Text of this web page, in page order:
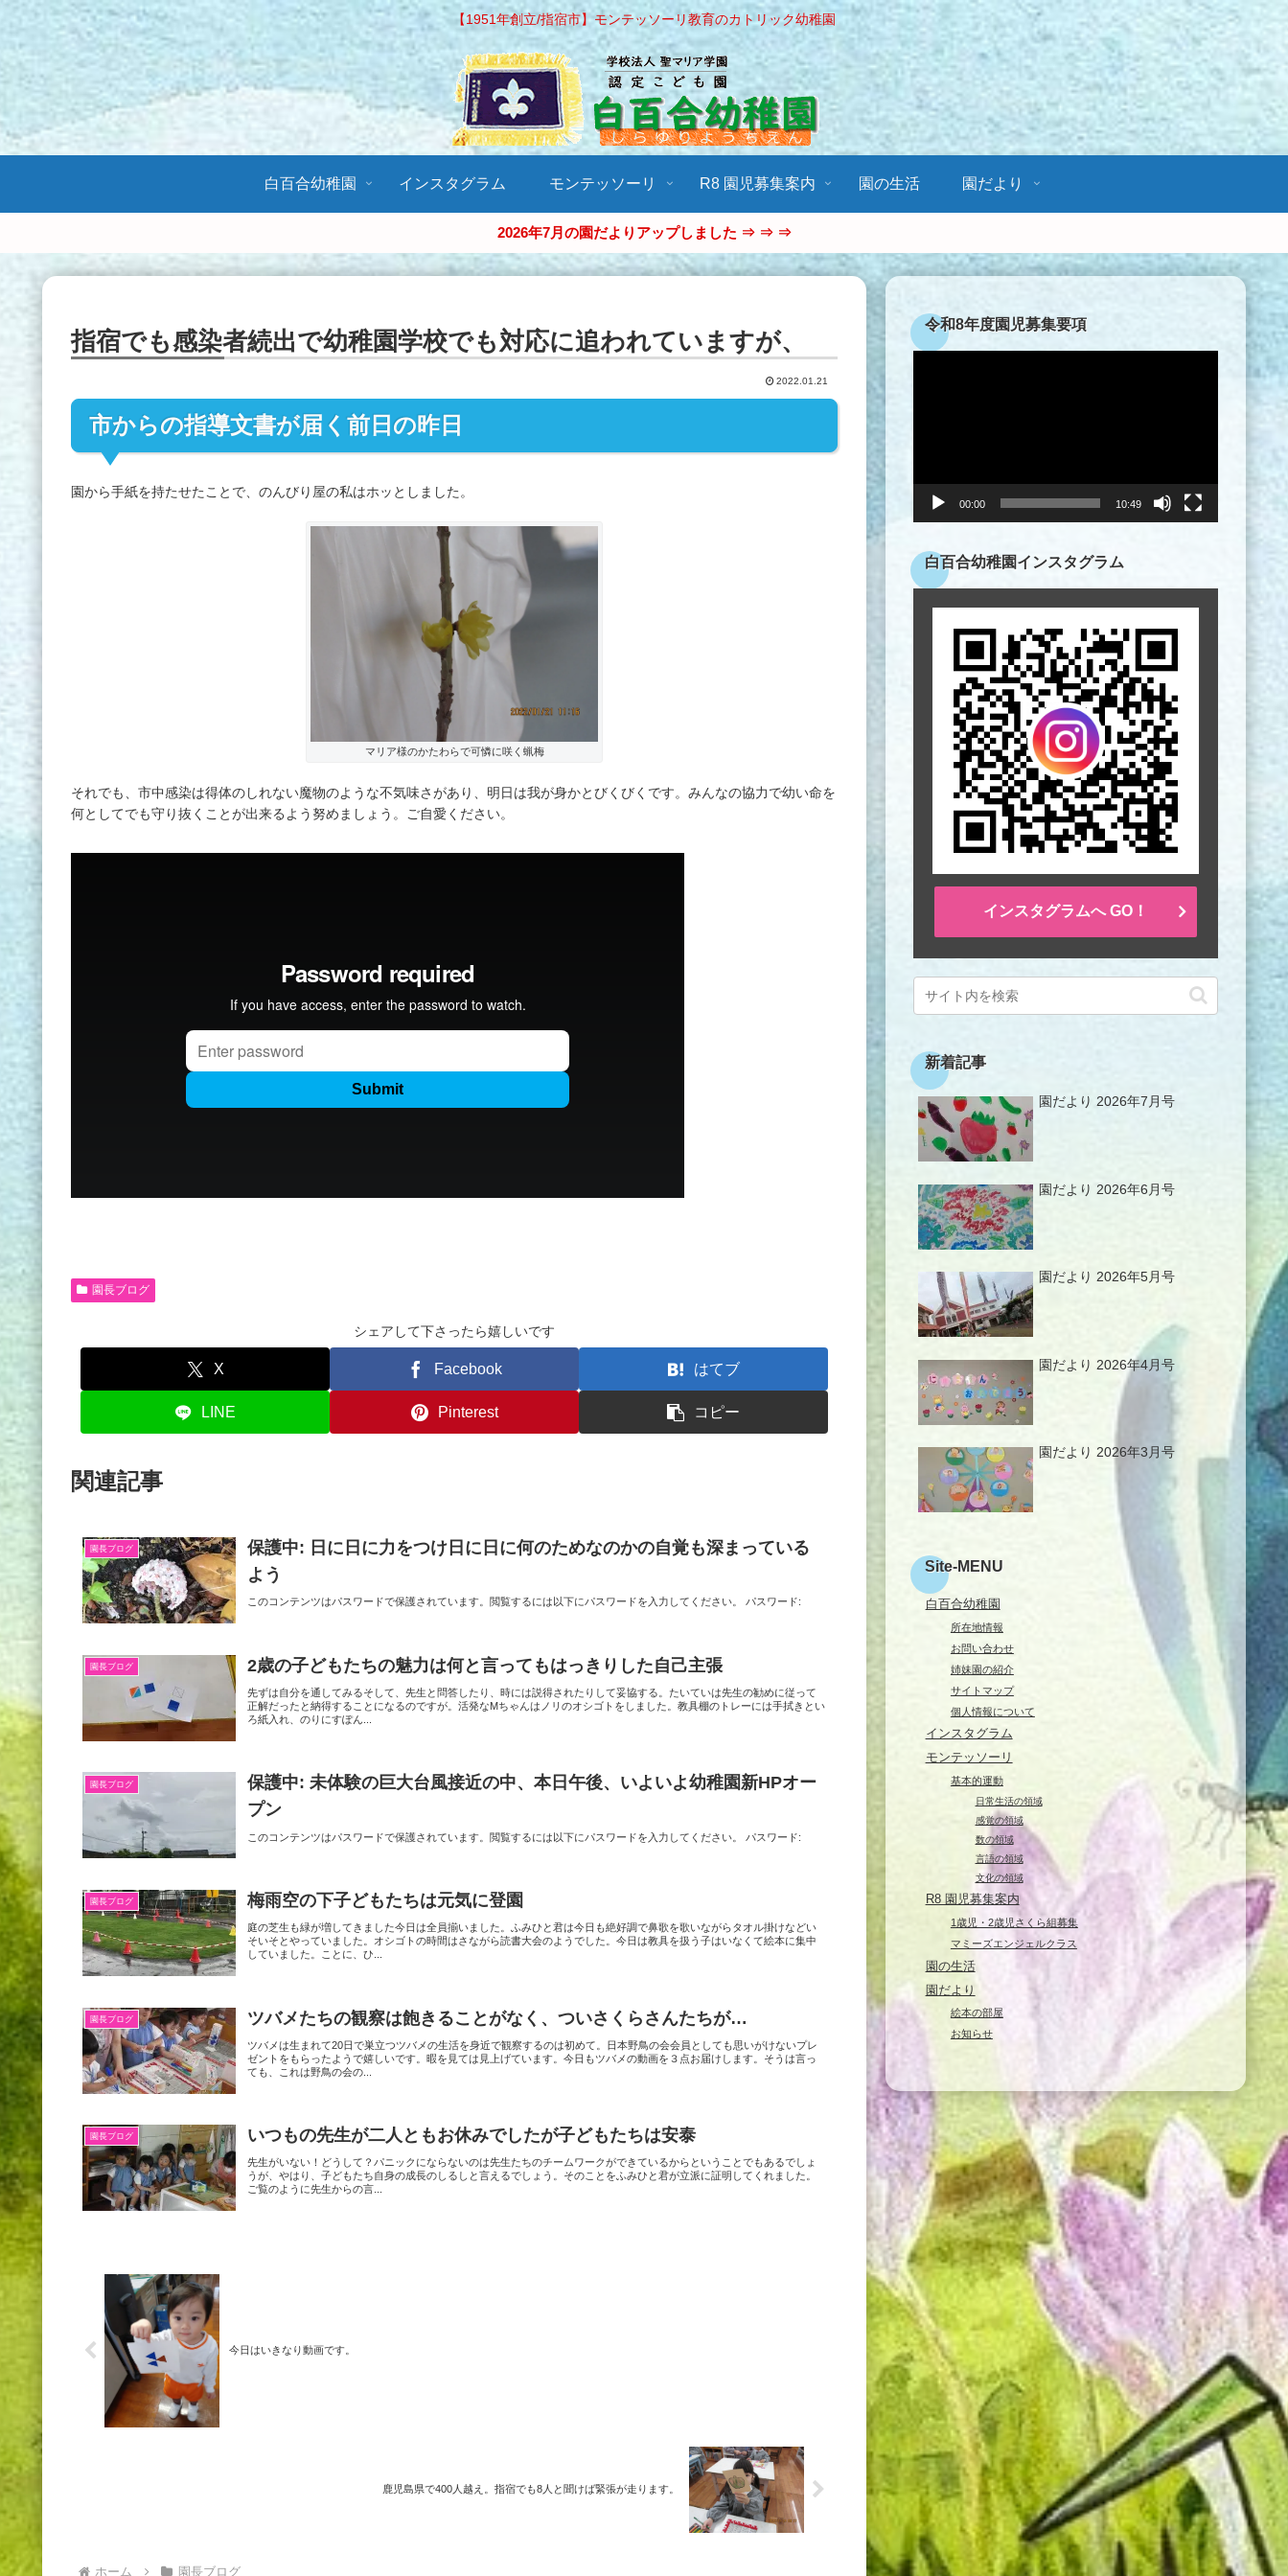
【1951年創立/指宿市】モンテッソーリ教育のカトリック幼稚園
白百合幼稚園 インスタグラム モンテッソーリ R8 園児募集案内 園の生活 園だより
2026年7月の園だよりアップしました ⇒ ⇒ ⇒
指宿でも感染者続出で幼稚園学校でも対応に追われていますが、
2022.01.21
市からの指導文書が届く前日の昨日
園から手紙を持たせたことで、のんびり屋の私はホッとしました。
マリア様のかたわらで可憐に咲く蝋梅
それでも、市中感染は得体のしれない魔物のような不気味さがあり、明日は我が身かとびくびくです。みんなの協力で幼い命を
何としてでも守り抜くことが出来るよう努めましょう。ご自愛ください。
園長ブログ
シェアして下さったら嬉しいです
X Facebook はてブ
LINE Pinterest コピー
関連記事
園長ブログ
保護中: 日に日に力をつけ日に日に何のためなのかの自覚も深まっている
よう
このコンテンツはパスワードで保護されています。閲覧するには以下にパスワードを入力してください。 パスワード:
園長ブログ 2歳の子どもたちの魅力は何と言ってもはっきりした自己主張
先ずは自分を通してみるそして、先生と問答したり、時には説得されたりして妥協する。たいていは先生の勧めに従って
正解だったと納得することになるのですが。活発なMちゃんはノリのオシゴトをしました。教具棚のトレーには手拭きとい
ろ紙入れ、のりにすぽん...
園長ブログ
保護中: 未体験の巨大台風接近の中、本日午後、いよいよ幼稚園新HPオー
プン
このコンテンツはパスワードで保護されています。閲覧するには以下にパスワードを入力してください。 パスワード:
園長ブログ 梅雨空の下子どもたちは元気に登園
庭の芝生も緑が増してきました今日は全員揃いました。ふみひと君は今日も絶好調で鼻歌を歌いながらタオル掛けなどい
そいそとやっていました。オシゴトの時間はさながら読書大会のようでした。今日は教具を扱う子はいなくて絵本に集中
していました。ことに、ひ...
園長ブログ ツバメたちの観察は飽きることがなく、ついさくらさんたちが…
ツバメは生まれて20日で巣立つツバメの生活を身近で観察するのは初めて。日本野鳥の会会員としても思いがけないプレ
ゼントをもらったようで嬉しいです。暇を見ては見上げています。今日もツバメの動画を３点お届けします。そうは言っ
ても、これは野鳥の会の...
園長ブログ いつもの先生が二人ともお休みでしたが子どもたちは安泰
先生がいない！どうして？パニックにならないのは先生たちのチームワークができているからということでもあるでしょ
うが、やはり、子どもたち自身の成長のしるしと言えるでしょう。そのことをふみひと君が立派に証明してくれました。
ご覧のように先生からの言...
今日はいきなり動画です。
鹿児島県で400人越え。指宿でも8人と聞けば緊張が走ります。
ホーム 園長ブログ
令和8年度園児募集要項
00:00 10:49
白百合幼稚園インスタグラム
インスタグラムへ GO！
新着記事
園だより 2026年7月号
園だより 2026年6月号
園だより 2026年5月号
園だより 2026年4月号
園だより 2026年3月号
Site-MENU
白百合幼稚園
所在地情報
お問い合わせ
姉妹園の紹介
サイトマップ
個人情報について
インスタグラム
モンテッソーリ
基本的運動
日常生活の領域
感覚の領域
数の領域
言語の領域
文化の領域
R8 園児募集案内
1歳児・2歳児さくら組募集
マミーズエンジェルクラス
園の生活
園だより
絵本の部屋
お知らせ